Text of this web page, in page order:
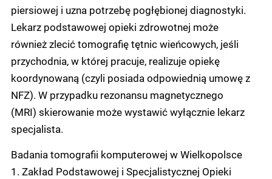
piersiowej i uzna potrzebę pogłębionej diagnostyki.
Lekarz podstawowej opieki zdrowotnej może
również zlecić tomografię tętnic wieńcowych, jeśli
przychodnia, w której pracuje, realizuje opiekę
koordynowaną (czyli posiada odpowiednią umowę z
NFZ). W przypadku rezonansu magnetycznego
(MRI) skierowanie może wystawić wyłącznie lekarz
specjalista.
Badania tomografii komputerowej w Wielkopolsce
1. Zakład Podstawowej i Specjalistycznej Opieki